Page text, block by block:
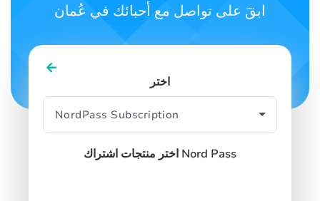
SIGN INSIGN UP
ابقَ على تواصل مع أحبائك في عُمان
اختر
اختر منتجات اشتراك Nord Pass